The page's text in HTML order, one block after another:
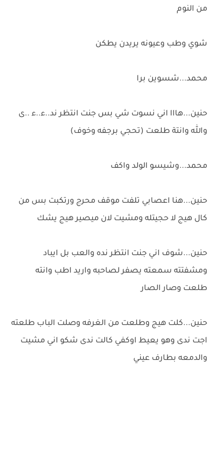
من النوم
شوي وطب وعيونه يريدن يطكن
محمد...شسوين برا
حنين...هااا اني نسوت شي بس جنت انتظر ند..ء..ء ..ى
والله وانتة طلعت (تحجي برجفه وخوف)
محمد...وشيسو الولد واكف
حنين...هنا اعصابي تلفت موقف محرج ورتكبت بس من
كال هيج لا حجيتله ومشيت لان ميصير هيج يشك
حنين...شوف اني جنت انتظر نده والعب بل ايباد
ومشفتته سمعته يصفر لصاحبه واريد اطب وانته
طلعت وصار الصار
حنين...كلت هيج وطلعت من الغرفه وصلت الباب طلعته
اجت ندى وهو يعيط اوكفي كالت ندى شكو اني مشيت
والدمعه بطارف عيني